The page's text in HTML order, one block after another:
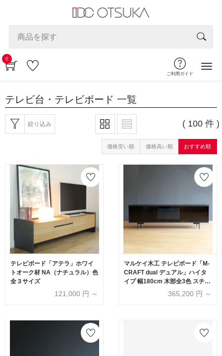
0
ご利用ガイド
テレビ台・テレビボード 一覧
絞り込み ( 100 件 )
価格安い順 価格高い順 おすすめ順
テレビボード「アテラ」ホワイ
トオーク材 NA（ナチュラル）色
全３サイズ
121,000 円 ～
マルケイ木工 テレビボード「M-
CRAFT dual デュアル」ハイタ
イプ 幅180cm 木部全3色 スチー
ル脚ブラック【受注生産品】
365,200 円 ～